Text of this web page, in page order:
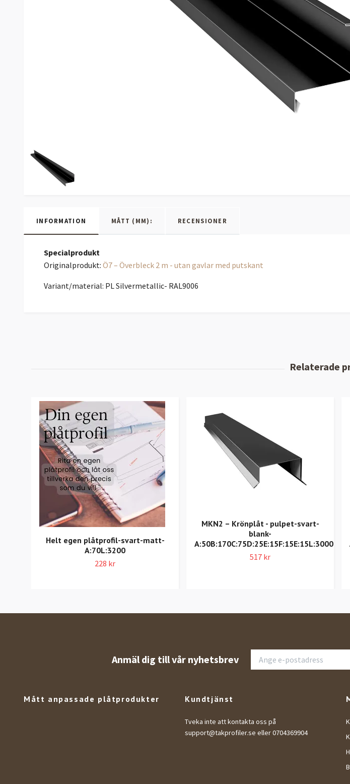
INFORMATION MÅTT (MM): RECENSIONER
Specialprodukt
Originalprodukt: Ö7 – Överbleck 2 m - utan gavlar med putskant
Variant/material: PL Silvermetallic- RAL9006
Helt egen plåtprofil-svart-matt-
A:70L:3200
228 kr
MKN2 – Krönplåt - pulpet-svart-
blank-
A:50B:170C:75D:25E:15F:15E:15L:3000
517 kr
Anmäl dig till vår nyhetsbrev
Mått anpassade plåtprodukter Kundtjänst
Tveka inte att kontakta oss på
support@takprofiler.se eller 0704369904